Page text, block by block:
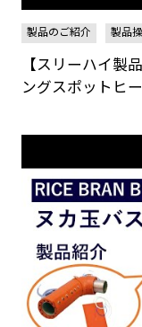
製品のご紹介 製品
【スリーハイ製
ングスポットヒ